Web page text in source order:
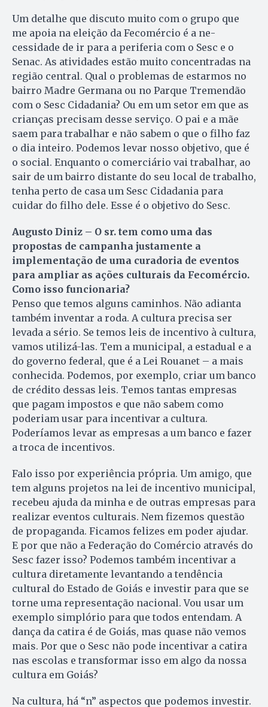
Um detalhe que discuto muito com o grupo que
me apo­ia na eleição da Fecomércio é a ne­
cessidade de ir para a periferia com o Sesc e o
Senac. As atividades estão muito concentradas na
região central. Qual o problemas de estarmos no
bairro Ma­dre Germana ou no Parque Tre­men­dão
com o Sesc Cidadania? Ou em um setor em que as
crian­ças precisam desse serviço. O pai e a mãe
saem para trabalhar e não sabem o que o filho faz
o dia inteiro. Podemos levar nos­so objetivo, que é
o social. En­quanto o comerciário vai trabalhar, ao
sair de um bairro distante do seu local de trabalho,
tenha perto de casa um Sesc Cidadania para
cuidar do filho dele. Esse é o objetivo do Sesc.
Augusto Diniz – O sr. tem como uma das
propostas de campanha justamente a
implementação de uma curadoria de eventos
para ampliar as ações culturais da Fecomércio.
Como isso funcionaria?
Penso que temos alguns ca­mi­nhos. Não adianta
também in­ventar a roda. A cultura precisa ser
levada a sério. Se temos leis de incentivo à cultura,
vamos uti­lizá-las. Tem a municipal, a es­ta­dual e a
do governo federal, que é a Lei Rouanet – a mais
co­nhecida. Podemos, por exemplo, criar um banco
de crédito dessas leis. Temos tantas empresas
que pagam impostos e que não sa­bem como
poderiam usar para in­centivar a cultura.
Poderíamos le­var as empresas a um banco e fazer
a troca de incentivos.
Falo isso por experiência pró­pria. Um amigo, que
tem al­guns projetos na lei de incentivo mu­nicipal,
recebeu ajuda da mi­nha e de outras empresas para
rea­lizar eventos culturais. Nem fizemos questão
de propaganda. Ficamos felizes em poder ajudar.
E por que não a Federação do Comé­rcio através do
Sesc fazer isso? Podemos também incentivar a
cultura diretamente levantando a tendência
cultural do Estado de Goiás e investir para que se
torne uma representação nacional. Vou usar um
exemplo simplório para que todos entendam. A
dança da catira é de Goiás, mas quase não vemos
mais. Por que o Sesc não pode incentivar a catira
nas escolas e transformar isso em algo da nossa
cultura em Goiás?
Na cultura, há “n” aspectos que podemos investir.